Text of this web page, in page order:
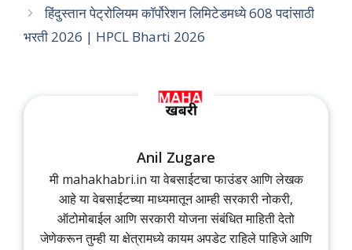
हिंदुस्तान पेट्रोलियम कॉर्पोरेशन लिमिटेडमध्ये 608 पदांसाठी
भरती 2026 | HPCL Bharti 2026
Anil Zugare
मी mahakhabri.in या वेबसाईटचा फाउंडर आणि लेखक
आहे या वेबसाईटच्या माध्यमातून आम्ही सरकारी नोकरी,
ऑटोमोबाईल आणि सरकारी योजना संबंधित माहिती देतो
जेणेकरून तुम्ही या क्षेत्रामध्ये कायम अपडेट राहिले पाहिजे आणि